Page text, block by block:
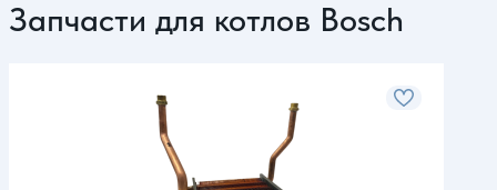
Запчасти для котлов Bosch